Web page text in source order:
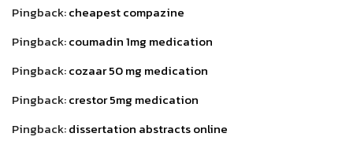
Pingback:cheapest compazine
Pingback:coumadin 1mg medication
Pingback:cozaar 50 mg medication
Pingback:crestor 5mg medication
Pingback:dissertation abstracts online